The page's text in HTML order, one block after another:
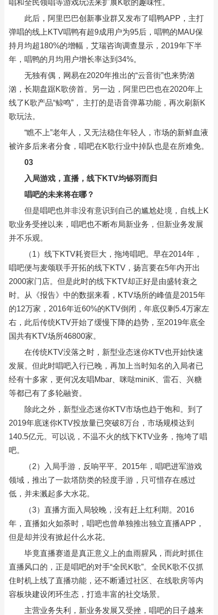
唱和全民领唱等游戏玩法来扩展K歌的趣味性。
此后，阿里巴巴创新事业群又发布了唱鸭APP，主打
弹唱的线上KTV唱鸭有超9成用户为95后，唱鸭的MAU保
持月均超180%的增幅，艾瑞咨询调查显示，2019年下半
年，唱鸭的月均用户增长率达到34%。
无独有偶，网易在2020年推出的“云音街”也来势汹
汹，长期盘踞K歌傍首。另一边，阿里巴巴也在2020年上
线了K歌产品“鲸鸣”， 主打的是语音弹幕功能，再次刷新K
歌玩法。
“瞧不上”老年人，又无法稳住年轻人，市场的新鲜血液
被许多后来者分食，唱吧在K歌行业中掉队也是在所难免。
03
入局游戏，直播，线下KTV均铩羽而归
唱吧的未来将在哪？
但是唱吧也并非没有意识到自己的尴尬处境，自线上K
歌业务受挫以来，唱吧也不断布局新业务，但新业务发展
并不乐观。
（1）线下KTV耗资巨大，拖垮唱吧。早在2014年，
唱吧便与麦颂联手开拓的线下KTV，扬言要在5年内开出
2000家门店。但是此时的线下KTV却正好是由盛转衰之
时。从《报告》中的数据来看，KTV场所的峰值是2015年
的12万家，2016年近60%的KTV倒闭，年底仅剩5.4万家左
右，此后传统KTV开始了缓慢下降的趋势，至2019年底全
国共有KTV场所46800家。
在传统KTV没落之时，新型业态迷你KTV也开始快速
发展。但此时唱吧入行已晚，再加上当时知名的入局者已
经有十多家，更何况友唱Mbar、咪哒miniK、雷石、兴糖
等都已有了多轮融资。
除此之外，新型业态迷你KTV市场也趋于饱和。到了
2019年底迷你KTV投放量已突破8万台，市场规模达到
140.5亿元。可以说，不温不火的线下KTV业务，拖垮了唱
吧。
（2）入局手游，反响平平。2015年，唱吧进军游戏
领域，推出了一款塔防类的轻度手游，只可惜存在感过
低，并未溅起多大水花。
（3）直播方面入局较晚，没有赶上红利期。2016
年，直播如火如荼时，唱吧也曾单独推出独立直播APP，
但是却并没有掀起什么水花。
毕竟直播赛道是真正意义上的血雨腥风，而此时抓住
直播风口的，正是唱吧的对手“全民K歌”。全民K歌不仅抓
住时机上线了直播功能，还不断通过社区、在线歌房等内
容板块建设闭环生态，打造丰富的社交场景。
主营业务失利，新业务发展又受挫，唱吧的日子越来